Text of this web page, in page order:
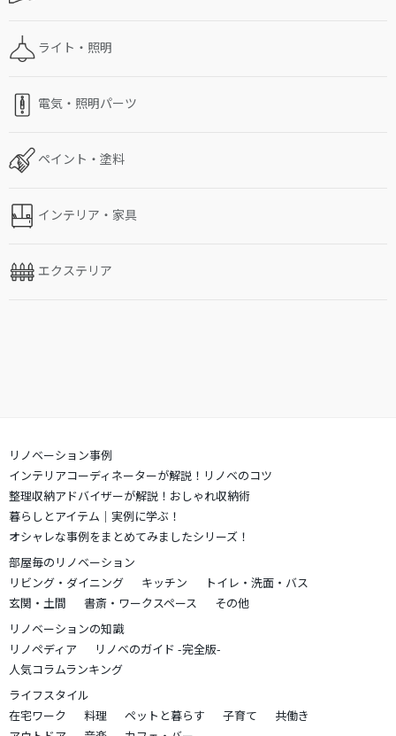
ライト・照明
電気・照明パーツ
ペイント・塗料
インテリア・家具
エクステリア
リノベーション事例
インテリアコーディネーターが解説！リノベのコツ
整理収納アドバイザーが解説！おしゃれ収納術
暮らしとアイテム｜実例に学ぶ！
オシャレな事例をまとめてみましたシリーズ！
部屋毎のリノベーション
リビング・ダイニング
キッチン
トイレ・洗面・バス
玄関・土間
書斎・ワークスペース
その他
リノベーションの知識
リノペディア
リノベのガイド -完全版-
人気コラムランキング
ライフスタイル
在宅ワーク
料理 ペットと暮らす 子育て
共働き